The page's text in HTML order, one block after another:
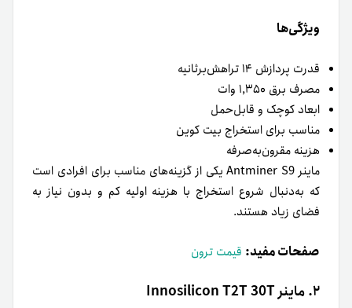
ویژگی‌ها
قدرت پردازش ۱۴ تراهش‌برثانیه
مصرف برق ۱,۳۵۰ وات
ابعاد کوچک و قابل‌حمل
مناسب برای استخراج بیت کوین
هزینه مقرون‌به‌صرفه
ماینر Antminer S9 یکی از گزینه‌های مناسب برای افرادی است
که به‌دنبال شروع استخراج با هزینه اولیه کم و بدون نیاز به
فضای زیاد هستند.
صفحات مفید: قیمت ترون
۲. ماینر Innosilicon T2T 30T